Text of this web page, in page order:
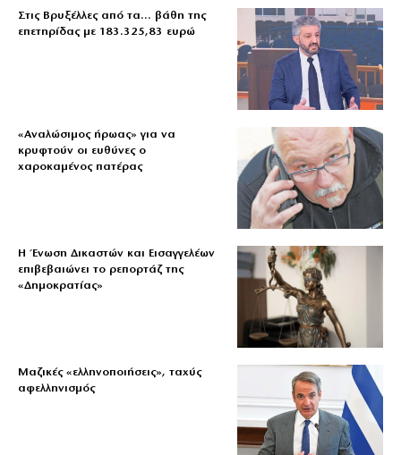
Στις Βρυξέλλες από τα… βάθη της
επετηρίδας με 183.325,83 ευρώ
«Aναλώσιμος ήρωας» για να
κρυφτούν οι ευθύνες ο
χαροκαμένος πατέρας
Η Ένωση Δικαστών και Εισαγγελέων
επιβεβαιώνει το ρεπορτάζ της
«Δημοκρατίας»
Μαζικές «ελληνοποιήσεις», ταχύς
αφελληνισμός